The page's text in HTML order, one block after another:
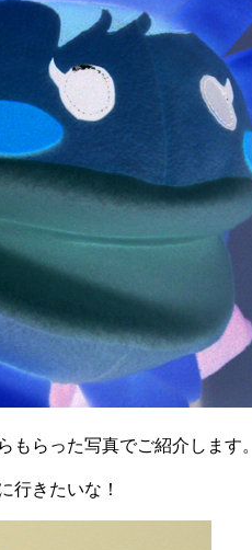
もらった写真でご紹介します。
行きたいな！